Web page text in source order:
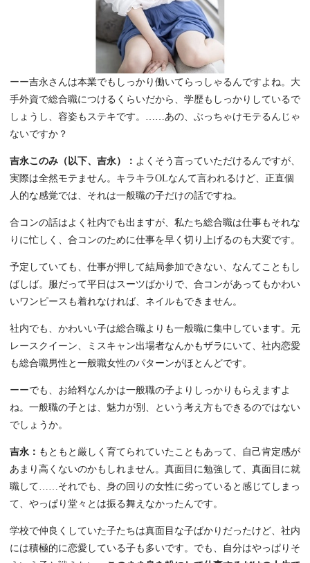
ーー吉永さんは本業でもしっかり働いてらっしゃるんですよね。大
手外資で総合職につけるくらいだから、学歴もしっかりしているで
しょうし、容姿もステキです。……あの、ぶっちゃけモテるんじゃ
ないですか？
吉永このみ（以下、吉永）： よくそう言っていただけるんですが、
実際は全然モテません。キラキラOLなんて言われるけど、正直個
人的な感覚では、それは一般職の子だけの話ですね。
合コンの話はよく社内でも出ますが、私たち総合職は仕事もそれな
りに忙しく、合コンのために仕事を早く切り上げるのも大変です。
予定していても、仕事が押して結局参加できない、なんてこともし
ばしば。服だって平日はスーツばかりで、合コンがあってもかわい
いワンピースも着れなければ、ネイルもできません。
社内でも、かわいい子は総合職よりも一般職に集中しています。元
レースクイーン、ミスキャン出場者なんかもザラにいて、社内恋愛
も総合職男性と一般職女性のパターンがほとんどです。
ーーでも、お給料なんかは一般職の子よりしっかりもらえますよ
ね。一般職の子とは、魅力が別、という考え方もできるのではない
でしょうか。
吉永： もともと厳しく育てられていたこともあって、自己肯定感が
あまり高くないのかもしれません。真面目に勉強して、真面目に就
職して……それでも、身の回りの女性に劣っていると感じてしまっ
て、やっぱり堂々とは振る舞えなかったんです。
学校で仲良くしていた子たちは真面目な子ばかりだったけど、社内
には積極的に恋愛している子も多いです。でも、自分はやっぱりそ